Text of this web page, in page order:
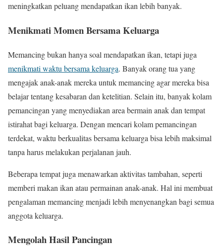
meningkatkan peluang mendapatkan ikan lebih banyak.
Menikmati Momen Bersama Keluarga
Memancing bukan hanya soal mendapatkan ikan, tetapi juga
menikmati waktu bersama keluarga. Banyak orang tua yang
mengajak anak-anak mereka untuk memancing agar mereka bisa
belajar tentang kesabaran dan ketelitian. Selain itu, banyak kolam
pemancingan yang menyediakan area bermain anak dan tempat
istirahat bagi keluarga. Dengan mencari kolam pemancingan
terdekat, waktu berkualitas bersama keluarga bisa lebih maksimal
tanpa harus melakukan perjalanan jauh.
Beberapa tempat juga menawarkan aktivitas tambahan, seperti
memberi makan ikan atau permainan anak-anak. Hal ini membuat
pengalaman memancing menjadi lebih menyenangkan bagi semua
anggota keluarga.
Mengolah Hasil Pancingan